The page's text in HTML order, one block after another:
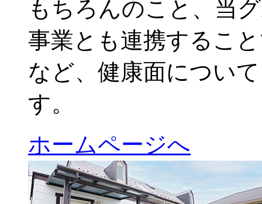
もちろんのこと、当
事業とも連携するこ
など、健康面につい
す。
ホームページへ